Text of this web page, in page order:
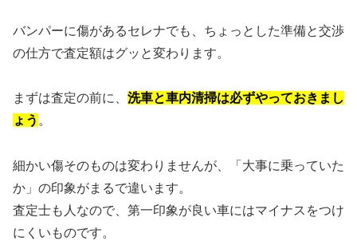
バンパーに傷があるセレナでも、ちょっとした準備と交渉
の仕方で査定額はグッと変わります。
まずは査定の前に、 洗車と車内清掃は必ずやっておきまし
ょう 。
細かい傷そのものは変わりませんが、「大事に乗っていた
か」の印象がまるで違います。
査定士も人なので、第一印象が良い車にはマイナスをつけ
にくいものです。